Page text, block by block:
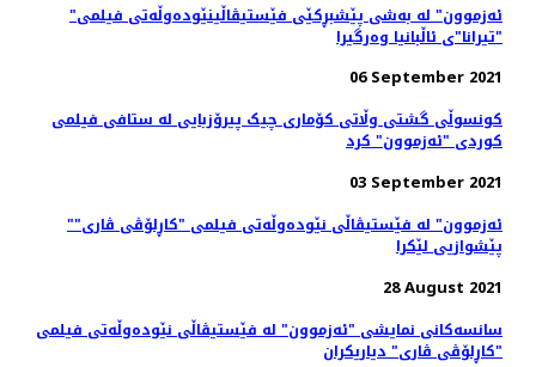
"ئەزموون" لە به‌شی پێشبڕکێی فێستیڤاڵینێوده‌وڵه‌تی فیلمی
"تیرانا"ی ئاڵبانیا وه‌رگیرا
06 September 2021
کونسوڵی گشتی وڵاتی کۆماری چیک پیرۆزبایی لە ستافی فیلمی
کوردی "ئەزموون" کرد
03 September 2021
"ئەزموون" لە فێستیڤاڵی نێوده‌وڵه‌تی فیلمی "کاڕلۆڤی ڤاری"
پێشوازیی لێکرا
28 August 2021
سانسه‌کانی نمایشی "ئەزموون" لە فێستیڤاڵی نێوده‌وڵه‌تی فیلمی
"کاڕلۆڤی ڤاری" دیاریکران